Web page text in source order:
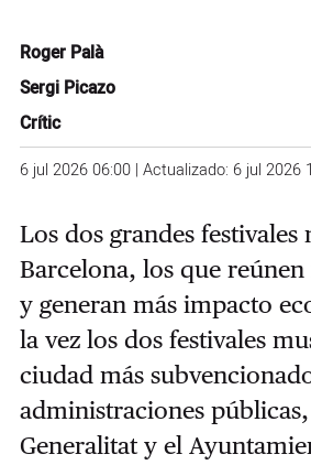
Roger Palà
Sergi Picazo
Crític
6 jul 2026 06:00 | Actualizado: 6 jul 2026
Los dos grandes festivales
Barcelona, los que reúnen
y generan más impacto
la vez los dos festivales
ciudad más
administraciones
Generalitat y el